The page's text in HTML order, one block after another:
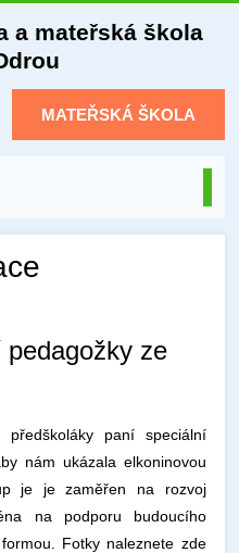
a mateřská škola
MATEŘSKÁ ŠKOLA
ze
paní speciální
nám ukázala elkoninovou
je je zaměřen na rozvoj
na podporu budoucího
Fotky naleznete zde